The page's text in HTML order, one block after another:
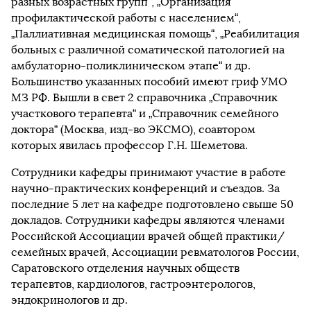
профилактической работы с населением“,
„Паллиативная медицинская помощь“, „Реабилитация
больных с различной соматической патологией на
амбулаторно-поликлиническом этапе“ и др.
Большинство указанных пособий имеют гриф УМО
МЗ РФ. Вышли в свет 2 справочника „Справочник
участкового терапевта“ и „Справочник семейного
доктора“ (Москва, изд-во ЭКСМО), соавтором
которых явилась профессор Г.Н. Шеметова.
Сотрудники кафедры принимают участие в работе
научно-практических конференций и съездов. За
последние 5 лет на кафедре подготовлено свыше 50
докладов. Сотрудники кафедры являются членами
Российской Ассоциации врачей общей практики/
семейных врачей, Ассоциации ревматологов России,
Саратовского отделения научных обществ
терапевтов, кардиологов, гастроэнтерологов,
эндокринологов и др.